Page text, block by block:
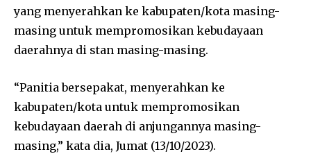
yang menyerahkan ke kabupaten/kota masing-
masing untuk mempromosikan kebudayaan
daerahnya di stan masing-masing.
“Panitia bersepakat, menyerahkan ke
kabupaten/kota untuk mempromosikan
kebudayaan daerah di anjungannya masing-
masing,” kata dia, Jumat (13/10/2023).